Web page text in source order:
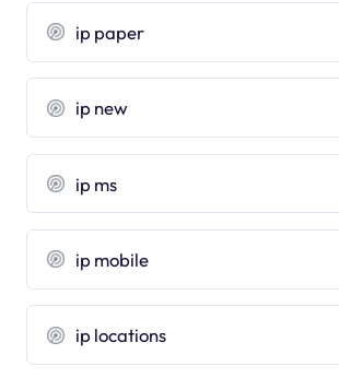
ip paper
ip new
ip ms
ip mobile
ip locations